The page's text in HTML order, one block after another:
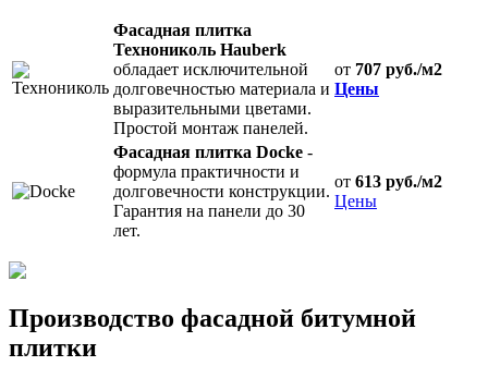
Фасадная плитка
Технониколь Hauberk
обладает исключительной
долговечностью материала и
выразительными цветами.
Простой монтаж панелей.
от 707 руб./м2
Цены
Фасадная плитка Docke -
формула практичности и
долговечности конструкции.
Гарантия на панели до 30
лет.
от 613 руб./м2
Цены
Производство фасадной битумной
плитки